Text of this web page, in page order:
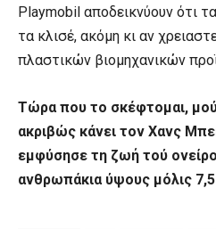
Playmobil αποδεικνύουν ότι
τα κλισέ, ακόμη κι αν
πλαστικών βιομηχανικών
Τώρα που το σκέφτομαι, μού
ακριβώς κάνει τον Χανς
εμφύσησε τη ζωή τού
ανθρωπάκια ύψους μόλις